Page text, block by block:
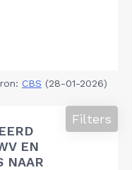
CBS (28-01-2026)
EN
NAAR
Filters